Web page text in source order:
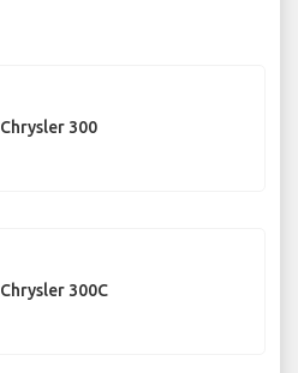
Chrysler 300
Chrysler 300C